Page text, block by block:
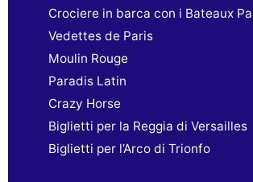
Crociere in barca con i Bateaux
Vedettes de Paris
Moulin Rouge
Paradis Latin
Crazy Horse
Biglietti per la Reggia di Versailles
Biglietti per l’Arco di Trionfo